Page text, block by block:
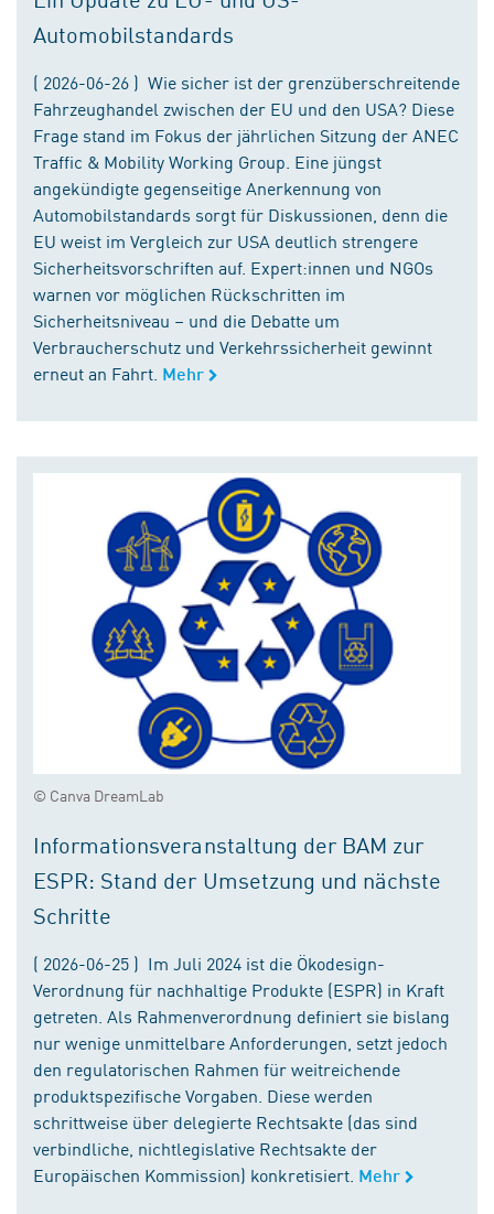
Automobilstandards
( 2026-06-26 ) Wie sicher ist der grenzüberschreitende
Fahrzeughandel zwischen der EU und den USA? Diese
Frage stand im Fokus der jährlichen Sitzung der ANEC
Traffic & Mobility Working Group. Eine jüngst
angekündigte gegenseitige Anerkennung von
Automobilstandards sorgt für Diskussionen, denn die
EU weist im Vergleich zur USA deutlich strengere
Sicherheitsvorschriften auf. Expert:innen und NGOs
warnen vor möglichen Rückschritten im
Sicherheitsniveau – und die Debatte um
Verbraucherschutz und Verkehrssicherheit gewinnt
erneut an Fahrt. Mehr
© Canva DreamLab
Informationsveranstaltung der BAM zur
ESPR: Stand der Umsetzung und nächste
Schritte
( 2026-06-25 ) Im Juli 2024 ist die Ökodesign-
Verordnung für nachhaltige Produkte (ESPR) in Kraft
getreten. Als Rahmenverordnung definiert sie bislang
nur wenige unmittelbare Anforderungen, setzt jedoch
den regulatorischen Rahmen für weitreichende
produktspezifische Vorgaben. Diese werden
schrittweise über delegierte Rechtsakte (das sind
verbindliche, nichtlegislative Rechtsakte der
Europäischen Kommission) konkretisiert. Mehr